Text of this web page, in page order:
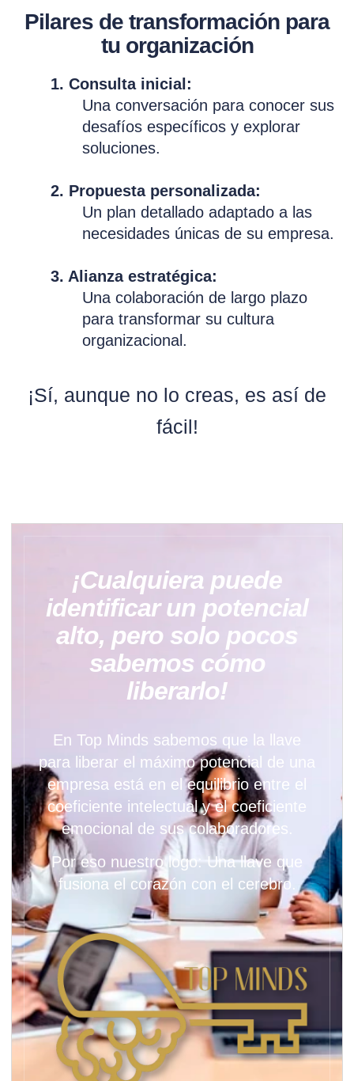
Pilares de transformación para
tu organización
1. Consulta inicial:
Una conversación para conocer sus
desafíos específicos y explorar
soluciones.
2. Propuesta personalizada:
Un plan detallado adaptado a las
necesidades únicas de su empresa.
3. Alianza estratégica:
Una colaboración de largo plazo
para transformar su cultura
organizacional.
¡Sí, aunque no lo creas, es así de
fácil!
¡Cualquiera puede
identificar un potencial
alto, pero solo pocos
sabemos cómo
liberarlo!
En Top Minds sabemos que la llave
para liberar el máximo potencial de una
empresa está en el equilibrio entre el
coeficiente intelectual y el coeficiente
emocional de sus colaboradores.
Por eso nuestro logo: Una llave que
fusiona el corazón con el cerebro.